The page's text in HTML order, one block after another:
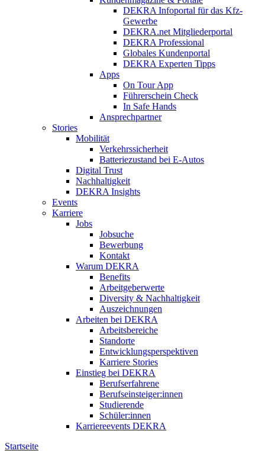
DEKRA Infoportal für das Kfz-
Gewerbe
DEKRA.net Mitgliederportal
DEKRA Professional
Globales Kundenportal
DEKRA Experten Tipps
Apps
On Tour App
Führerschein Check
In Safe Hands
Ansprechpartner
Stories
Mobilität
Verkehrssicherheit
Batteriezustand bei E-Autos
Digital Trust
Nachhaltigkeit
DEKRA Insights
Events
Karriere
Jobs
Jobsuche
Bewerbung
Kontakt
Warum DEKRA
Benefits
Arbeitgeberwerte
Diversity & Nachhaltigkeit
Auszeichnungen
Arbeiten bei DEKRA
Arbeitsbereiche
Standorte
Entwicklungsperspektiven
Karriere Stories
Einstieg bei DEKRA
Berufserfahrene
Berufseinsteiger:innen
Studierende
Schüler:innen
Karriereevents DEKRA
Startseite